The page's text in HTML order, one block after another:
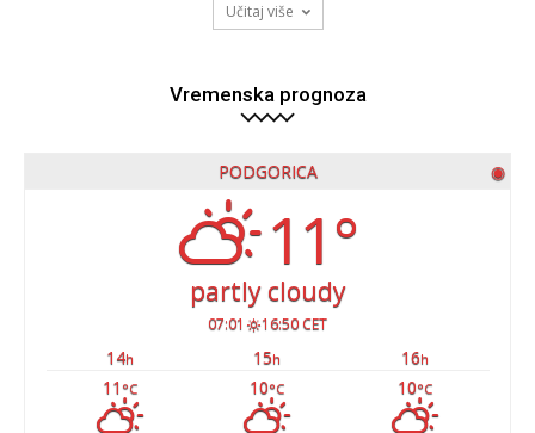
Učitaj više
Vremenska prognoza
PODGORICA ◉
11°
partly cloudy
07:01 16:50 CET
14h 15h 16h
11 °C 10°C 10°C